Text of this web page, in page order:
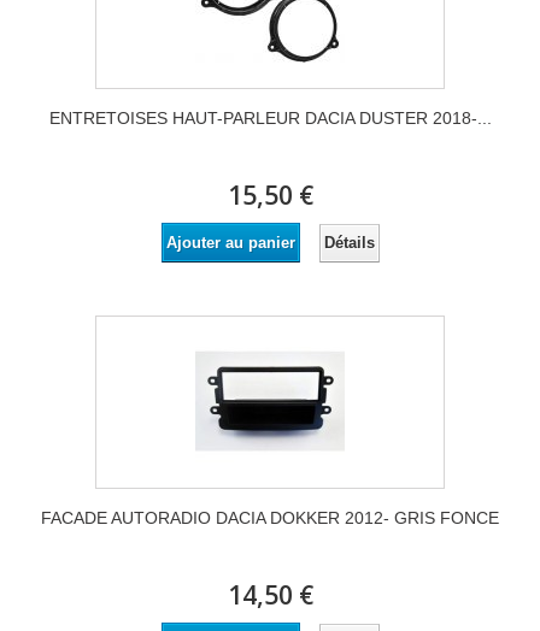
ENTRETOISES HAUT-PARLEUR DACIA DUSTER 2018-...
15,50 €
Ajouter au panier Détails
FACADE AUTORADIO DACIA DOKKER 2012- GRIS FONCE
14,50 €